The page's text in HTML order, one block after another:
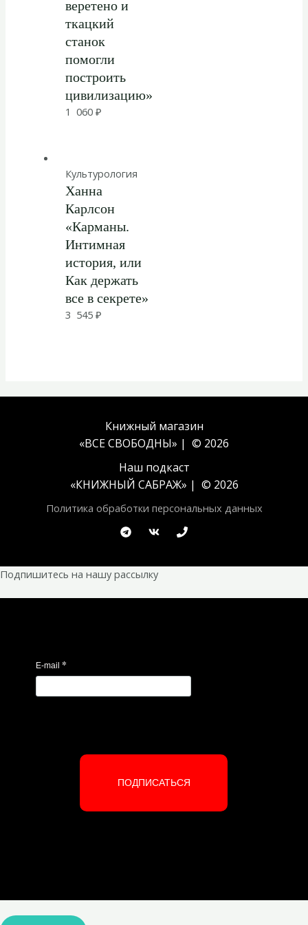
веретено и
ткацкий
станок
помогли
построить
цивилизацию»
1 060₽
Культурология
Ханна
Карлсон
«Карманы.
Интимная
история, или
Как держать
все в секрете»
3 545₽
Книжный магазин
«ВСЕ СВОБОДНЫ» | © 2026
Наш подкаст
«КНИЖНЫЙ САБРАЖ» | © 2026
Политика обработки персональных данных
Подпишитесь на нашу рассылку
E-mail *
ПОДПИСАТЬСЯ